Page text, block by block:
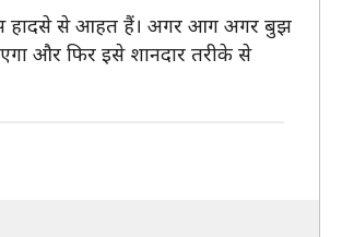
हादसे से आहत हैं। अगर आग अगर बुझ
और फिर इसे शानदार तरीके से